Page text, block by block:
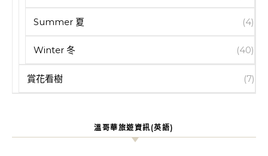
Summer 夏 (4)
Winter 冬 (40)
賞花看樹 (7)
溫哥華旅遊資訊(英語)